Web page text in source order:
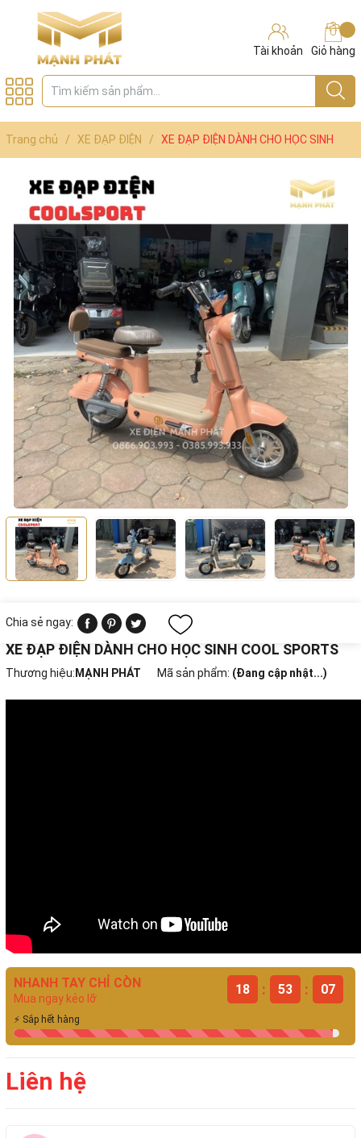
Tài khoản Giỏ hàng
Trang chủ / XE ĐẠP ĐIỆN /
XE ĐẠP ĐIỆN DÀNH CHO HỌC SINH
COOL SPORTS
Chia sẻ ngay:
XE ĐẠP ĐIỆN DÀNH CHO HỌC SINH COOL SPORTS
Thương hiệu: MẠNH PHÁT Mã sản phẩm: (Đang cập nhật...)
NHANH TAY CHỈ CÒN
Mua ngay kẻo lỡ
18 : 53 : 06
⚡ Sắp hết hàng
Liên hệ